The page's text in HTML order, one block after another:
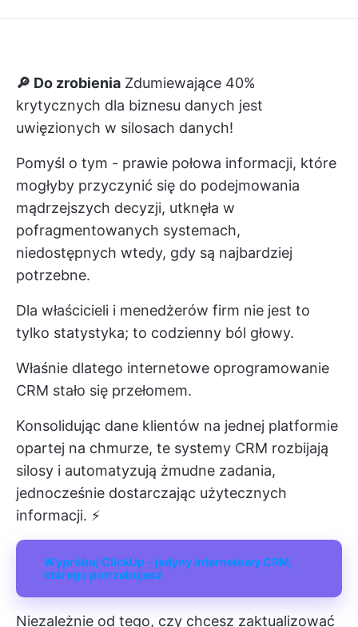
🔎 Do zrobienia Zdumiewające 40%
krytycznych dla biznesu danych jest
uwięzionych w silosach danych!
Pomyśl o tym - prawie połowa informacji, które
mogłyby przyczynić się do podejmowania
mądrzejszych decyzji, utknęła w
pofragmentowanych systemach,
niedostępnych wtedy, gdy są najbardziej
potrzebne.
Dla właścicieli i menedżerów firm nie jest to
tylko statystyka; to codzienny ból głowy.
Właśnie dlatego internetowe oprogramowanie
CRM stało się przełomem.
Konsolidując dane klientów na jednej platformie
opartej na chmurze, te systemy CRM rozbijają
silosy i automatyzują żmudne zadania,
jednocześnie dostarczając użytecznych
informacji. ⚡
Wypróbuj ClickUp - jedyny internetowy CRM,
którego potrzebujesz
Niezależnie od tego, czy chcesz zaktualizować